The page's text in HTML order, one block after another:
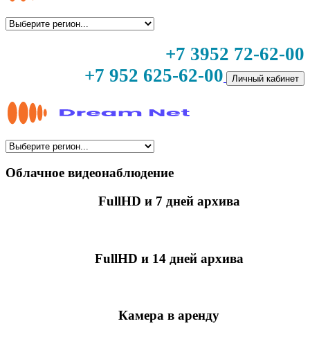
+7 3952 72-62-00
+7 952 625-62-00
Личный кабинет
Облачное видеонаблюдение
FullHD и 7 дней архива
FullHD и 14 дней архива
Камера в аренду